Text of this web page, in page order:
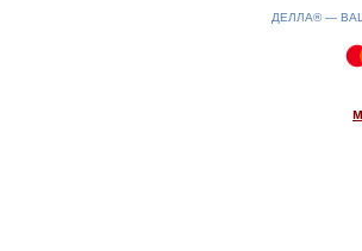
ДЕЛЛА® —